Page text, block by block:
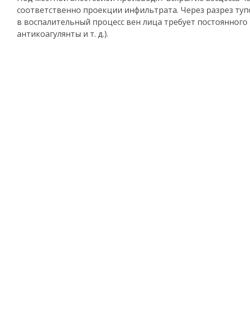
соответственно проекции инфильтрата. Через разрез
в воспалительный процесс вен лица требует
антикоагулянты и т. д.).